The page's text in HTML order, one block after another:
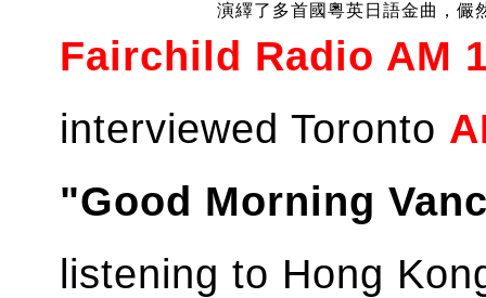
演繹了多首國粵英日語金曲，儼
Fairchild Radio AM
interviewed Toronto
"Good Morning
listening to Hong